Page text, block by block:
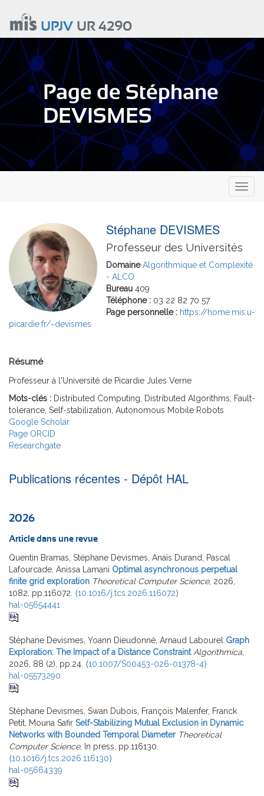
contenu
principal
UPJVUR 4290
Page de Stéphane
DEVISMES
Stéphane DEVISMES
Professeur des Universités
DomaineAlgorithmique et Complexité
- ALCO
Bureau 409
Téléphone : 03 22 82 70 57
Page personnelle : https://home.mis.u-
picardie.fr/~devismes
Résumé
Professeur à l'Université de Picardie Jules Verne
Mots-clés : Distributed Computing, Distributed Algorithms, Fault-
tolerance, Self-stabilization, Autonomous Mobile Robots
Google Scholar
Page ORCID
Researchgate
Publications récentes - Dépôt HAL
2026
Article dans une revue
Quentin Bramas, Stéphane Devismes, Anaïs Durand, Pascal
Lafourcade, Anissa Lamani Optimal asynchronous perpetual
finite grid exploration Theoretical Computer Science, 2026,
1082, pp.116072. ⟨10.1016/j.tcs.2026.116072⟩
hal-05654441
Stéphane Devismes, Yoann Dieudonné, Arnaud Labourel Graph
Exploration: The Impact of a Distance Constraint Algorithmica
2026, 88 (2), pp.24. ⟨10.1007/S00453-026-01378-4⟩
hal-05573290
Stéphane Devismes, Swan Dubois, François Malenfer, Franck
Petit, Mouna Safir Self-Stabilizing Mutual Exclusion in Dynamic
Networks with Bounded Temporal Diameter Theoretical
Computer Science, In press, pp.116130.
⟨10.1016/j.tcs.2026.116130⟩
hal-05664339